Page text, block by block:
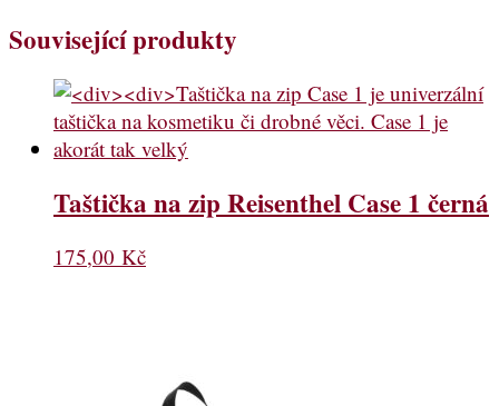
Související produkty
Taštička na zip Reisenthel Case 1 černá
175,00 Kč